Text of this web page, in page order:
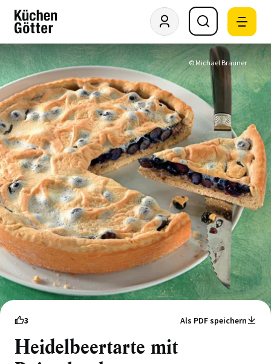
© Michael Brauner
3 Als PDF speichern
Heidelbeertarte mit